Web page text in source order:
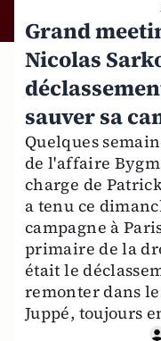
Grand
Nicolas
sauver sa
Quelques
de l'affaire
charge de
a tenu ce
campagne à
primaire de la
était le
remonter dans
Juppé, toujours